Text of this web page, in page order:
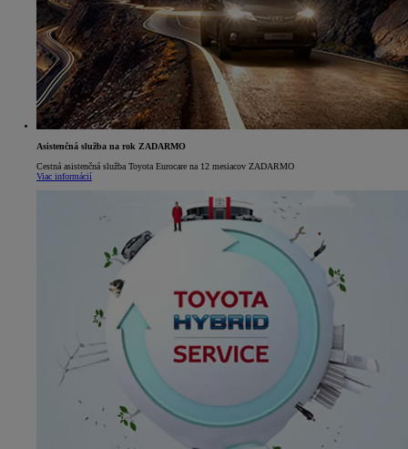
Asistenčná služba na rok ZADARMO
Cestná asistenčná služba Toyota Eurocare na 12 mesiacov ZADARMO
Viac informácií